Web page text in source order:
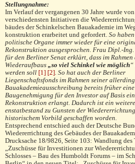
Stellungnahme:
Im Verlauf der vergangenen 30 Jahre wurde
verschiedensten Initiativen die
bäudes der Schinkelschen Bauakademie im
konstruktion erarbeitet und gefordert. So
politische Organe immer wieder für eine
Rekonstruktion ausgesprochen. Frau Dipl.-
für den Berliner Senat erklärt, dass im Rahmen
Wiederaufbaus „so viel Schinkel wie mög­lich“
werden soll [1] [2]. So hat auch der Ber­liner
Liegenschaftsfonds im Rahmen seiner
Bauakademieausschreibung bereits früher eine
Baugenehmigung für den Investor auf Basis
Rekonstruktion erlangt. Dadurch ist ein
enstatbestand zu Gun­sten der
historischem Vorbild geschaffen worden.
Entsprechend entschied auch der Deutsche
Wiedererrich­tung des Gebäudes der
Drucksache 18/9826, Seite 103: Wand­lung des
„Zuschüsse für Investitionen zur
Schlosses – Bau des Humboldt Forums – im